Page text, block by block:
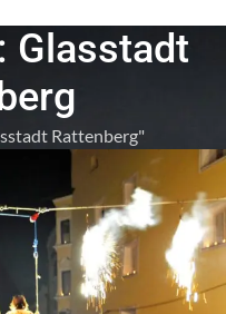
Glasstadt
Rattenberg"